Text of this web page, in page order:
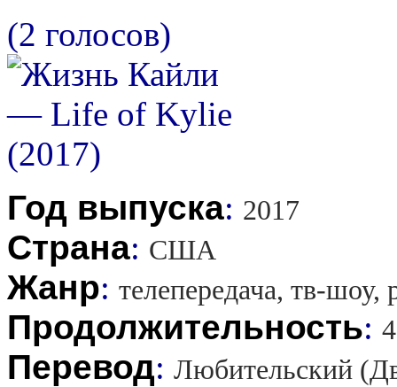
(2 голосов)
Год выпуска: 2017
Страна: США
Жанр: телепередача, тв-шоу,
Продолжительность:
Перевод: Любительский